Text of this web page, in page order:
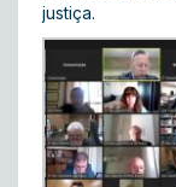
justiça.